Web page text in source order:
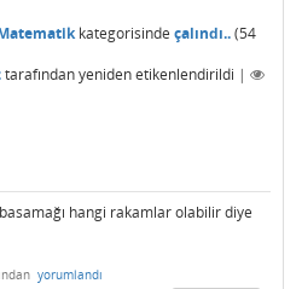
kategorisinde çalındı..(54
tarafındanyeniden etikenlendirildi |
hangi rakamlar olabilir diye
yorumlandı